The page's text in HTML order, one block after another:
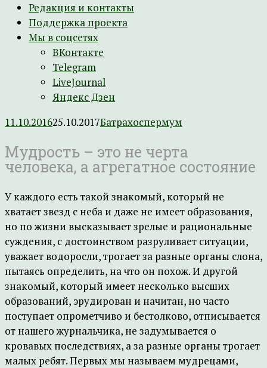
Редакция и контакты
Поддержка проекта
Мы в соцсетях
ВКонтакте
Telegram
LiveJournal
Яндекс Дзен
11.10.201625.10.2017Батрахоспермум
Мудрость – это не черта
человека, а агрегатное состояние
У каждого есть такой знакомый, который не
хватает звезд с неба и даже не имеет образования,
но по жизни высказывает зрелые и рациональные
суждения, с достоинством разруливает ситуации,
уважает водоросли, трогает за разные органы слона,
пытаясь определить, на что он похож. И другой
знакомый, который имеет несколько высших
образований, эрудирован и начитан, но часто
поступает опрометчиво и бестолково, отписывается
от нашего журнальчика, не задумывается о
кровавых последствиях, а за разные органы трогает
малых ребят. Первых мы называем мудрецами,